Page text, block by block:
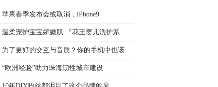
苹果春季发布会或取消，iPhone9
温柔宠护宝宝娇嫩肌 『花王婴儿洗护系
为了更好的交互与音质？你的手机中也该
​“欧洲经验”助力珠海韧性城市建设